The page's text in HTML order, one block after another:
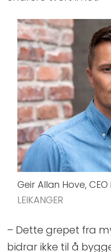
Geir Allan Hove, CEO
LEIKANGER
– Dette grepet fra
bidrar ikke til å